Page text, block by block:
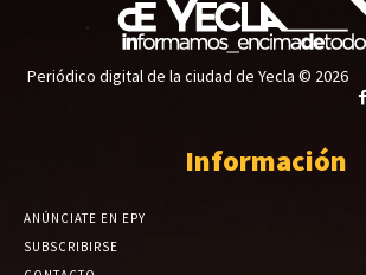
Periódico digital de la ciudad de Yecla © 2026
Información
ANÚNCIATE EN EPY
SUBSCRIBIRSE